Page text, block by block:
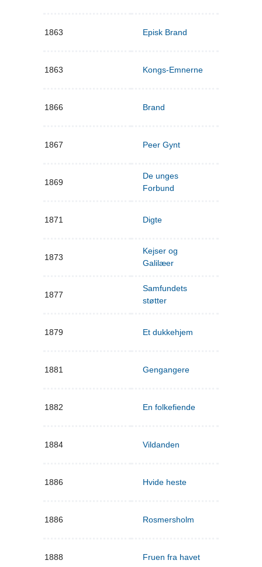
1863 Episk Brand
1863 Kongs-Emnerne
1866 Brand
1867 Peer Gynt
1869
De unges
Forbund
1871 Digte
1873
Kejser og
Galilæer
1877
Samfundets
støtter
1879 Et dukkehjem
1881 Gengangere
1882 En folkefiende
1884 Vildanden
1886 Hvide heste
1886 Rosmersholm
1888 Fruen fra havet